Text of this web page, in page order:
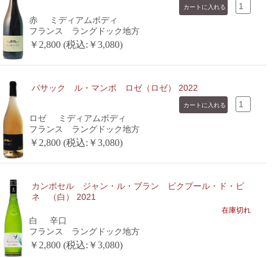
赤
ミディアムボディ
フランス ラングドック地方
￥2,800 (税込:￥3,080)
バサック ル・マンポ ロゼ（ロゼ） 2022
ロゼ
ミディアムボディ
フランス ラングドック地方
￥2,800 (税込:￥3,080)
カンポセル ジャン・ル・ブラン ピクプール・ド・ピ
ネ （白） 2021
在庫切れ
白
辛口
フランス ラングドック地方
￥2,800 (税込:￥3,080)